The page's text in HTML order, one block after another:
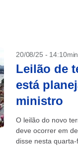
20/08/25 - 14:10min
Leilão de
está
ministro
O leilão do novo
deve ocorrer em
disse nesta quarta-